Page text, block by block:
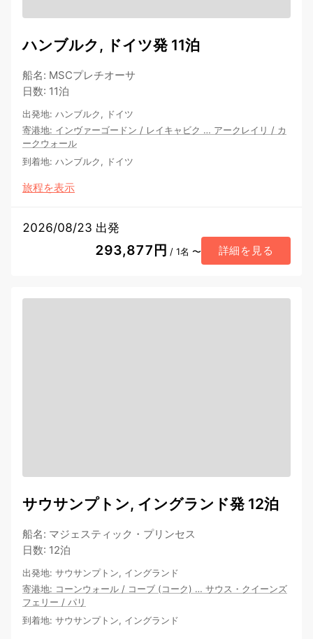
ハンブルク, ドイツ発 11泊
船名: MSCプレチオーサ
日数: 11泊
出発地: ハンブルク, ドイツ
寄港地: インヴァーゴードン / レイキャビク … アークレイリ / カ
ークウォール
到着地: ハンブルク, ドイツ
旅程を表示
2026/08/23 出発
293,877円 / 1名 〜 詳細を見る
サウサンプトン, イングランド発 12泊
船名: マジェスティック・プリンセス
日数: 12泊
出発地: サウサンプトン, イングランド
寄港地: コーンウォール / コーブ (コーク) … サウス・クイーンズ
フェリー / パリ
到着地: サウサンプトン, イングランド